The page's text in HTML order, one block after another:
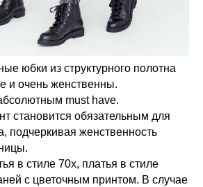
юбки из структурного полотна
и очень женственны.
must have.
становится обязательным для
подчеркивая женственность
в стиле 70х, платья в стиле
с цветочным принтом. В случае